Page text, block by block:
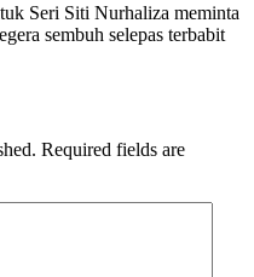
Seri Siti Nurhaliza meminta
sembuh selepas terbabit
Required fields are